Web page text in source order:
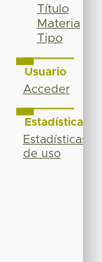
Título
Materia
Tipo
Usuario
Acceder
Estadísticas
Estadísticas
de uso